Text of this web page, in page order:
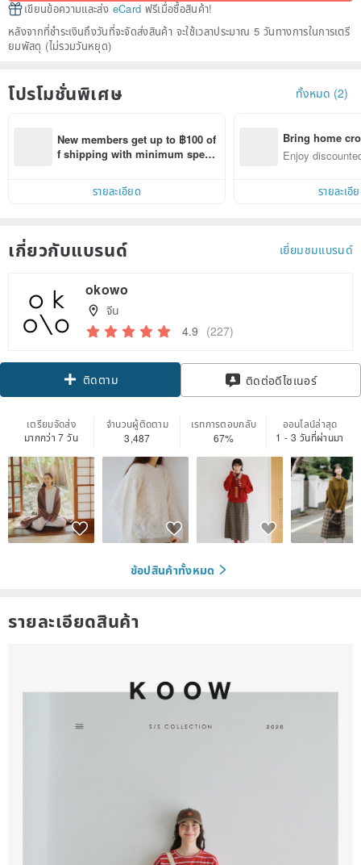
เขียนข้อความและส่ง eCard ฟรีเมื่อซื้อสินค้า!
หลังจากที่ชำระเงินถึงวันที่จะจัดส่งสินค้า จะใช้เวลาประมาณ 5 วันทางการในการเตรี
ยมพัสดุ (ไม่รวมวันหยุด)
โปรโมชั่นพิเศษ ทั้งหมด (2)
New members get up to ฿100 of
f shipping with minimum spen
within 7 days!
รายละเอียด
Bring home
n with ease
Enjoy
รายละเอี
เกี่ยวกับแบรนด์ เยี่ยมชมแบรนด์
okowo
จีน
4.9 (227)
ติดตาม ติดต่อดีไซเนอร์
เตรียมจัดส่ง
มากกว่า 7 วัน
จำนวนผู้ติดตาม
3,487
เรทการตอบกลับ
67%
ออนไลน์ล่าสุด
1 - 3 วันที่ผ่านมา
ช้อปสินค้าทั้งหมด
รายละเอียดสินค้า